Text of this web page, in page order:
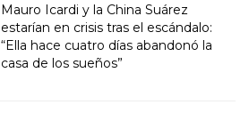
Mauro Icardi y la China Suárez
estarían en crisis tras el escándalo:
“Ella hace cuatro días abandonó la
casa de los sueños”